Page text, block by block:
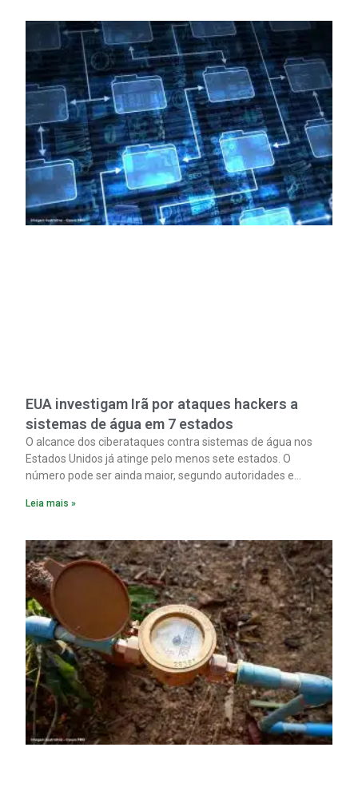
EUA investigam Irã por ataques hackers a
sistemas de água em 7 estados
O alcance dos ciberataques contra sistemas de água nos
Estados Unidos já atinge pelo menos sete estados. O
número pode ser ainda maior, segundo autoridades e
para proteger o abastecimento de água do país contra uma
Leia mais »